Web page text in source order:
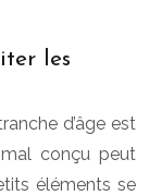
les
d’âge est
mal conçu peut
éléments se